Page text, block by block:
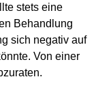
stets eine
Behandlung
sich negativ auf
Von einer